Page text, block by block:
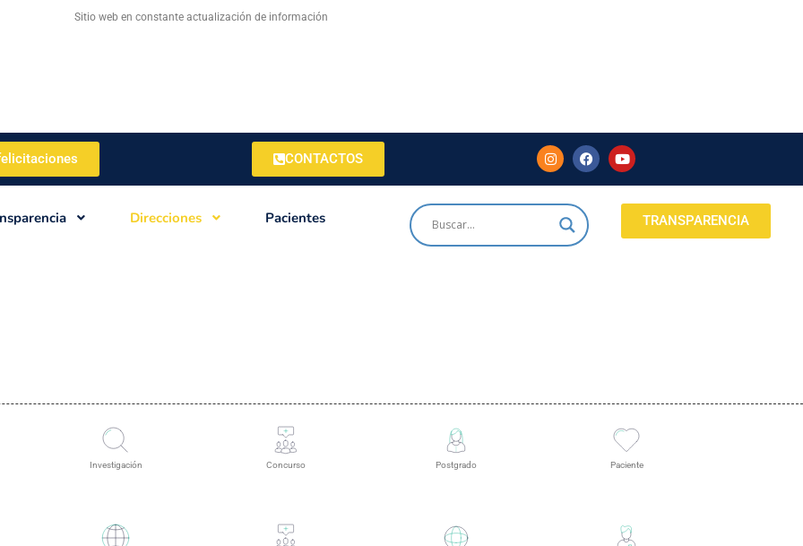
Sitio web en constante actualización de información
CONTACTOS
Direcciones Pacientes TRANSPARENCIA
Investigación Concurso Postgrado Paciente